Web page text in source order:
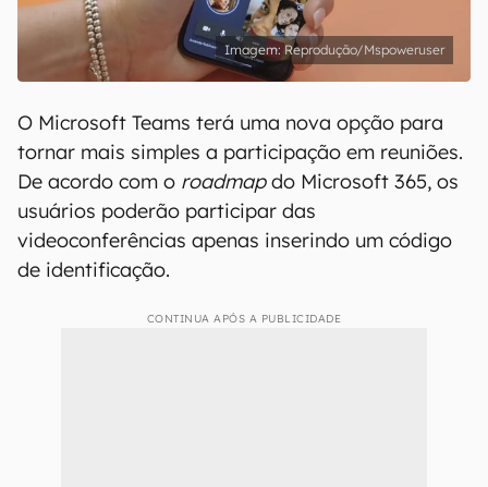
Reprodução/Mspoweruser
O Microsoft Teams terá uma nova opção para
tornar mais simples a participação em reuniões.
De acordo com o roadmapdo Microsoft 365, os
usuários poderão participar das
videoconferências apenas inserindo um código
de identificação.
CONTINUA APÓS A PUBLICIDADE